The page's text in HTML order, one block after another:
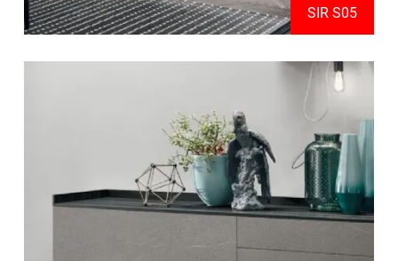
SIR S05